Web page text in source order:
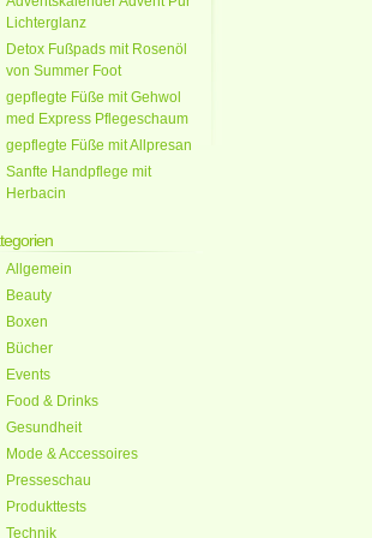
Lichterglanz
Detox Fußpads mit Rosenöl
von Summer Foot
gepflegte Füße mit Gehwol
med Express Pflegeschaum
gepflegte Füße mit Allpresan
Sanfte Handpflege mit
Herbacin
Allgemein
Beauty
Boxen
Bücher
Events
Food & Drinks
Gesundheit
Mode & Accessoires
Presseschau
Produkttests
Technik